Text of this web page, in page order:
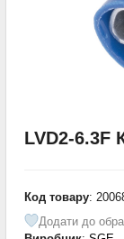
LVD2-6.3F
Код товару:
Додати до